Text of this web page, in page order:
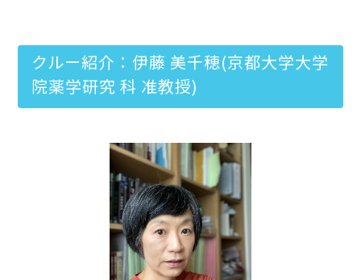
クルー紹介：伊藤 美千穂(京都大学大学
院薬学研究 科 准教授)